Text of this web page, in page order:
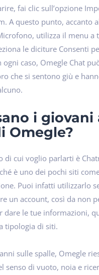
fai clic sull’opzione
A questo punto, accanto
utilizza il menu a
le diciture Consenti
caso, Omegle Chat
che si sentono giù e
i giovani
Omegle?
di cui voglio parlarti è
è uno dei pochi siti
Puoi infatti utilizzarlo
un account, così da non
dare le tue informazioni,
tipologia di siti.
sulle spalle, Omegle
senso di vuoto, noia e